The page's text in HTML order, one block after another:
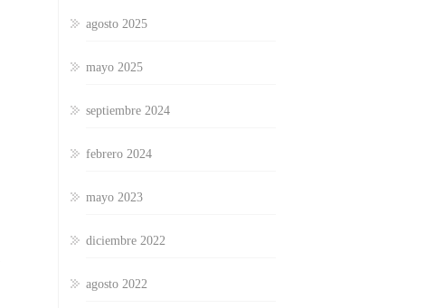
agosto 2025
mayo 2025
septiembre 2024
febrero 2024
mayo 2023
diciembre 2022
agosto 2022